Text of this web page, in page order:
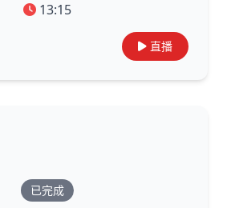
13:15
直播
已完成